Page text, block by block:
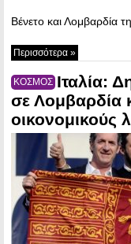
Βένετο και Λομβαρδία
Περισσότερα »
ΚΟΣΜΟΣ Ιταλία:
σε Λομβαρδία
οικονομικούς